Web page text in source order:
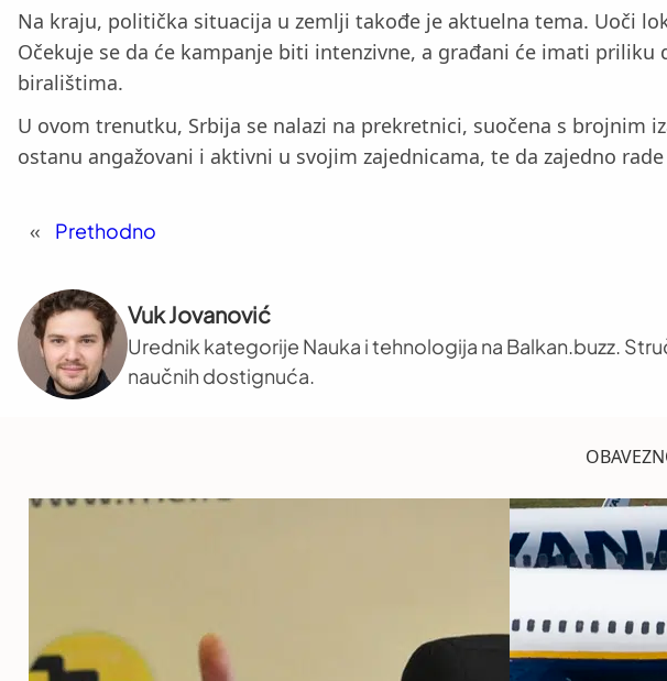
Na kraju, politička situacija u zemlji takođe je aktuelna tema. Uoči
Očekuje se da će kampanje biti intenzivne, a građani će imati
biralištima.
U ovom trenutku, Srbija se nalazi na prekretnici, suočena s brojnim
ostanu angažovani i aktivni u svojim zajednicama, te da zajedno
« Prethodno
Vuk Jovanović
Urednik kategorije Nauka i tehnologija na Balkan.buzz.
naučnih dostignuća.